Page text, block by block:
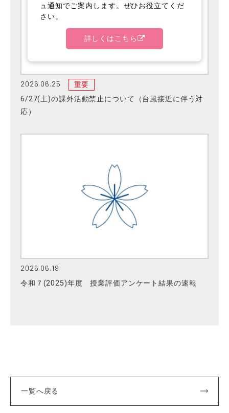
2026.06.25 重要
6/27(土)の課外活動禁止について（台風接近に伴う対
応）
2026.06.19
令和７(2025)年度 授業評価アンケート結果の速報
一覧へ戻る
ュ通知でご案内します。ぜひお役立てくだ
さい。
詳しくはこちら